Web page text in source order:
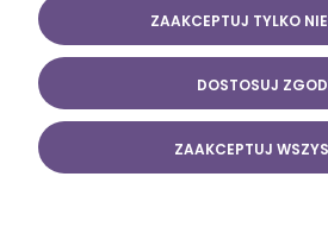
ZAAKCEPTUJ TYLKO
DOSTOSUJ
ZAAKCEPTUJ